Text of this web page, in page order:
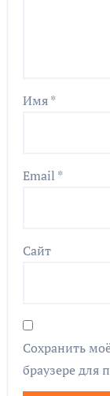
Имя*
Email *
Сайт
Сохранить
браузере для